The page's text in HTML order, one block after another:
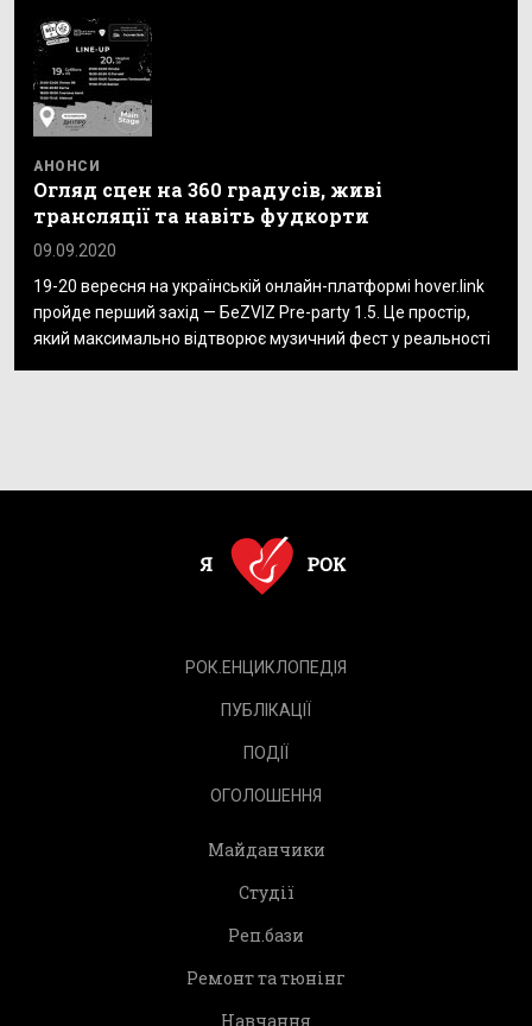
АНОНСИ
Огляд сцен на 360 градусів, живі
трансляції та навіть фудкорти
09.09.2020
19-20 вересня на українській онлайн-платформі hover.link
пройде перший захід — БеZVIZ Pre-party 1.5. Це простір,
який максимально відтворює музичний фест у реальності
РОК.ЕНЦИКЛОПЕДІЯ
ПУБЛІКАЦІЇ
ПОДІЇ
ОГОЛОШЕННЯ
Майданчики
Студії
Реп.бази
Ремонт та тюнінг
Навчання